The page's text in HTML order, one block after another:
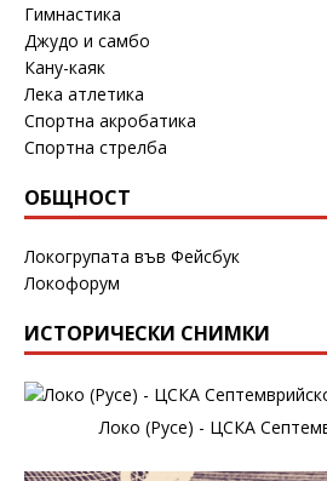
Гимнастика
Джудо и самбо
Кану-каяк
Лека атлетика
Спортна акробатика
Спортна стрелба
ОБЩНОСТ
Локогрупата във Фейсбук
Локофорум
ИСТОРИЧЕСКИ СНИМКИ
Локо (Русе) - ЦСКА